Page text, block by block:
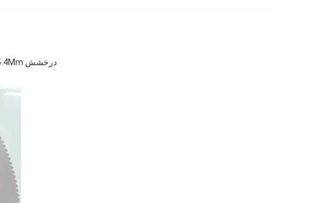
درخشش 25.4Mm یا 30Mm صنعت چرخ دار نردبان جهانی برای فروشگاه های فلزکاری